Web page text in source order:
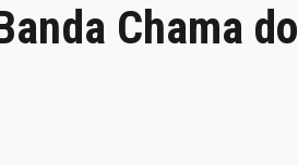
Chama do